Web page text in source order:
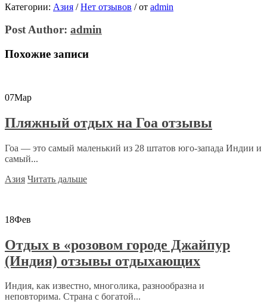
Категории: Азия / Нет отзывов /от admin
Post Author: admin
Похожие записи
07Мар
Пляжный отдых на Гоа отзывы
Гоа — это самый маленький из 28 штатов юго-запада Индии и
самый...
Азия Читать дальше
18Фев
Отдых в «розовом городе Джайпур
(Индия) отзывы отдыхающих
Индия, как известно, многолика, разнообразна и
неповторима. Страна с богатой...